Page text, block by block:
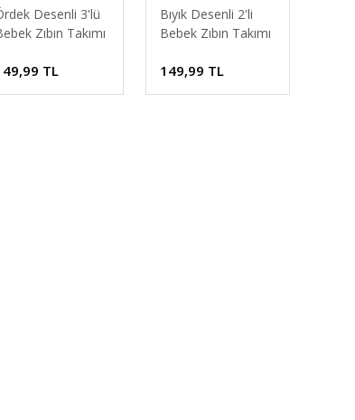
Desenli 3'lü
Zıbın Takımı
Yenidoğan
0-6 Ay Bebek
TL
Bıyık Desenli 2'li
Bebek Zıbın Takımı
Unisex Yenidoğan
ve 0-6 Ay Bebek
149,99 TL